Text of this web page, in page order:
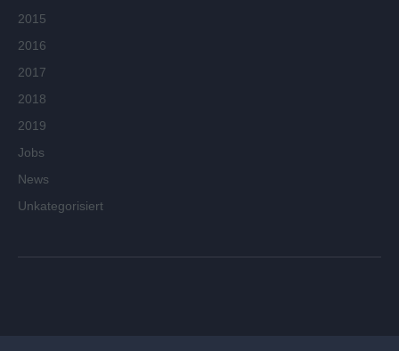
2015
2016
2017
2018
2019
Jobs
News
Unkategorisiert